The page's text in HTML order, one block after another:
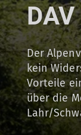
Der
kein
Vorteile
über die
Lahr/